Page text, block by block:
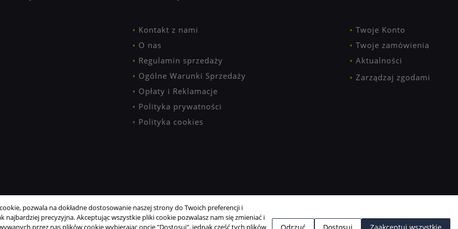
Kontakt z nami
O nas
Regulamin sprzedaży
Ogólne Warunki Sprzedaży
Opłaty i Reklamacje
Polityka prywatności
Polityka cookies
Twoje Konto
Twoje zamówienia
Aktualności
Zarządzaj zgodami
pozwala na dokładne dostosowanie naszej strony do Twoich preferencji i
najbardziej precyzyjna. Akceptując wszystkie pliki cookie pozwalasz nam się zmieniać i
przez nas plików cookie wybierając opcję "Dostosuj", jednak część tych plików